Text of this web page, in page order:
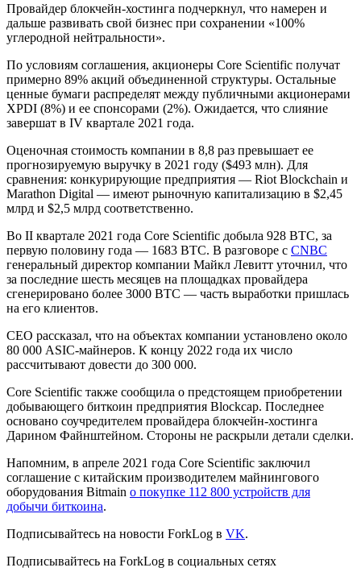
Провайдер блокчейн-хостинга подчеркнул, что намерен и
дальше развивать свой бизнес при сохранении «100%
углеродной нейтральности».
По условиям соглашения, акционеры Core Scientific получат
примерно 89% акций объединенной структуры. Остальные
ценные бумаги распределят между публичными акционерами
XPDI (8%) и ее спонсорами (2%). Ожидается, что слияние
завершат в IV квартале 2021 года.
Оценочная стоимость компании в 8,8 раз превышает ее
прогнозируемую выручку в 2021 году ($493 млн). Для
сравнения: конкурирующие предприятия — Riot Blockchain и
Marathon Digital — имеют рыночную капитализацию в $2,45
млрд и $2,5 млрд соответственно.
Во II квартале 2021 года Core Scientific добыла 928 BTC, за
первую половину года — 1683 BTC. В разговоре с CNBC
генеральный директор компании Майкл Левитт уточнил, что
за последние шесть месяцев на площадках провайдера
сгенерировано более 3000 BTC — часть выработки пришлась
на его клиентов.
CEO рассказал, что на объектах компании установлено около
80 000 ASIC-майнеров. К концу 2022 года их число
рассчитывают довести до 300 000.
Core Scientific также сообщила о предстоящем приобретении
добывающего биткоин предприятия Blockcap. Последнее
основано соучредителем провайдера блокчейн-хостинга
Дарином Файнштейном. Стороны не раскрыли детали сделки.
Напомним, в апреле 2021 года Core Scientific заключил
соглашение с китайским производителем майнингового
оборудования Bitmain о покупке 112 800 устройств для
добычи биткоина.
Подписывайтесь на новости ForkLog в VK.
Подписывайтесь на ForkLog в социальных сетях